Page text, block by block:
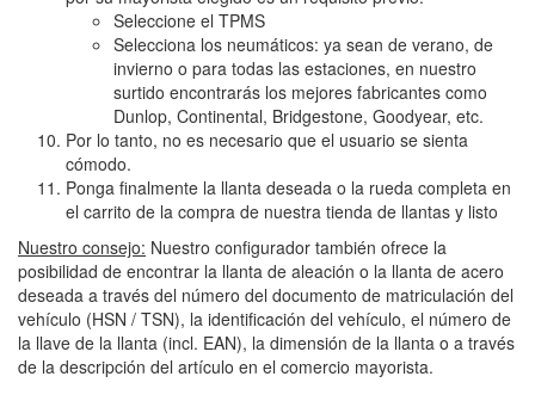
Seleccione el TPMS
Selecciona los neumáticos: ya sean de verano, de
invierno o para todas las estaciones, en nuestro
surtido encontrarás los mejores fabricantes como
Dunlop, Continental, Bridgestone, Goodyear, etc.
Por lo tanto, no es necesario que el usuario se sienta
cómodo.
Ponga finalmente la llanta deseada o la rueda completa en
el carrito de la compra de nuestra tienda de llantas y listo
Nuestro consejo: Nuestro configurador también ofrece la
posibilidad de encontrar la llanta de aleación o la llanta de acero
deseada a través del número del documento de matriculación del
vehículo (HSN / TSN), la identificación del vehículo, el número de
la llave de la llanta (incl. EAN), la dimensión de la llanta o a través
de la descripción del artículo en el comercio mayorista.